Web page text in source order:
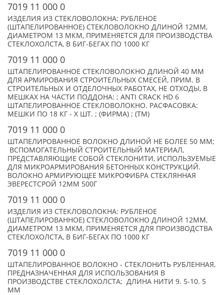
7019 11 000 0
ИЗДЕЛИЯ ИЗ СТЕКЛОВОЛОКНА: РУБЛЕНОЕ
(ШТАПЕЛИРОВАННОЕ) СТЕКЛОВОЛОКНО ДЛИНОЙ 12ММ,
ДИАМЕТРОМ 13 МКМ, ПРИМЕНЯЕТСЯ ДЛЯ ПРОИЗВОДСТВА
СТЕКЛОХОЛСТА, В БИГ-БЕГАХ ПО 1000 КГ
7019 11 000 0
ШТАПЕЛИРОВАННОЕ СТЕКЛОВОЛОКНО ДЛИНОЙ 40 ММ
ДЛЯ АРМИРОВАНИЯ СТРОИТЕЛЬНЫХ СМЕСЕЙ, ПРИМ. В
СТРОИТЕЛЬНЫХ И ОТДЕЛОЧНЫХ РАБОТАХ, НЕ ОТХОДЫ, В
МЕШКАХ НА ЧАСТИ ПОДДОНА: ; ANTI CRACK HD 6
ШТАПЕЛИРОВАННОЕ СТЕКЛОВОЛОКНО. РАСФАСОВКА:
МЕШКИ ПО 18 КГ - X ШТ. ; (ФИРМА) ; (TM)
7019 11 000 0
ШТАПЕЛИРОВАННОЕ ВОЛОКНО ДЛИНОЙ НЕ БОЛЕЕ 50 ММ;
ВСПОМОГАТЕЛЬНЫЙ СТРОИТЕЛЬНЫЙ МАТЕРИАЛ,
ПРЕДСТАВЛЯЮЩИЕ СОБОЙ СТЕКЛОНИТИ, ИСПОЛЬЗУЕМЫЕ
ДЛЯ МИКРОАРМИРОВАНИЯ БЕТОННЫХ КОНСТРУКЦИЙ.
ВОЛОКНО АРМИРУЮЩЕЕ МИКРОФИБРА СТЕКЛЯННАЯ
ЭВЕРЕСТСРОЙ 12ММ 500Г
7019 11 000 0
ИЗДЕЛИЯ ИЗ СТЕКЛОВОЛОКНА: РУБЛЕНОЕ
(ШТАПЕЛИРОВАННОЕ) СТЕКЛОВОЛОКНО ДЛИНОЙ 12ММ,
ДИАМЕТРОМ 13 МКМ, ПРИМЕНЯЕТСЯ ДЛЯ ПРОИЗВОДСТВА
СТЕКЛОХОЛСТА, В БИГ-БЕГАХ ПО 1000 КГ
7019 11 000 0
ШТАПЕЛИРОВАННОЕ ВОЛОКНО - СТЕКЛОНИТЬ РУБЛЕННАЯ,
ПРЕДНАЗНАЧЕННАЯ ДЛЯ ИСПОЛЬЗОВАНИЯ В
ПРОИЗВОДСТВЕ СТЕКЛОХОЛСТА; ДЛИНА НИТИ 9. 5-10. 5
ММ